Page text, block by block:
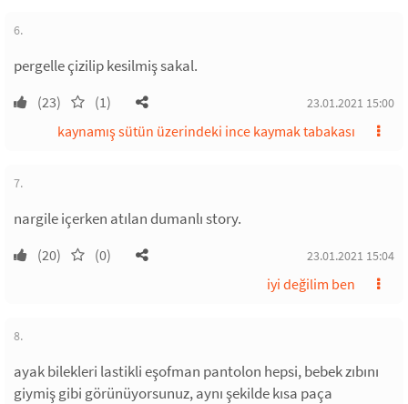
6.
pergelle çizilip kesilmiş sakal.
(23) (1) 23.01.2021 15:00
kaynamış sütün üzerindeki ince kaymak tabakası
7.
nargile içerken atılan dumanlı story.
(20) (0) 23.01.2021 15:04
iyi değilim ben
8.
ayak bilekleri lastikli eşofman pantolon hepsi, bebek zıbını
giymiş gibi görünüyorsunuz, aynı şekilde kısa paça